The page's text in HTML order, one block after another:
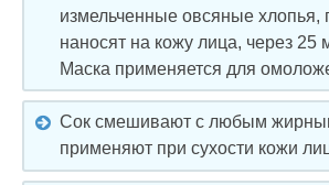
измельченные овсяные хлопья,
наносят на кожу лица, через 25
Маска применяется для
Сок смешивают с любым
применяют при сухости кожи